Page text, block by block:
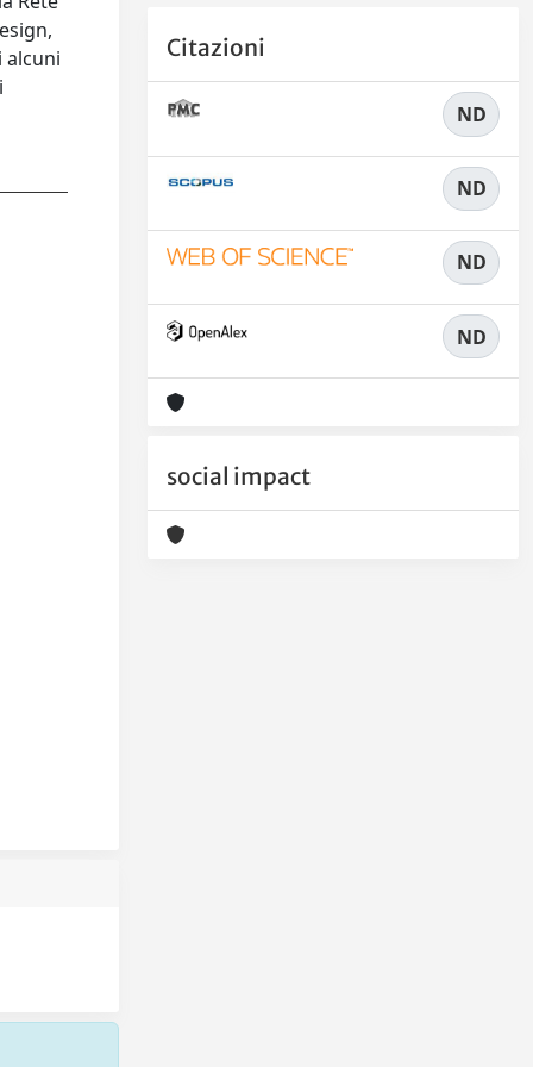
alcuni
Citazioni
ND
ND
ND
ND
social impact